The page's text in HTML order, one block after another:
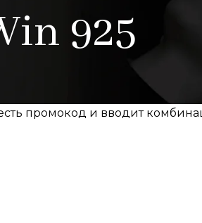
925
промокод и вводит